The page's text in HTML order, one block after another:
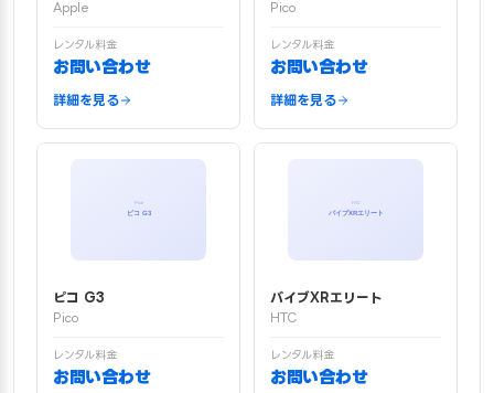
Apple
レンタル料金
お問い合わせ
詳細を見る
Pico
レンタル料金
お問い合わせ
詳細を見る
ピコ G3
Pico
レンタル料金
お問い合わせ
バイブXRエリート
HTC
レンタル料金
お問い合わせ